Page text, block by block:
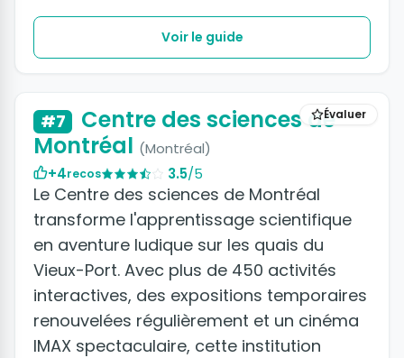
Voir le guide
Évaluer
#7
Centre des sciences de
Montréal (Montréal)
+4recos 3.5/5
Le Centre des sciences de Montréal
transforme l'apprentissage scientifique
en aventure ludique sur les quais du
Vieux-Port. Avec plus de 450 activités
interactives, des expositions temporaires
renouvelées régulièrement et un cinéma
IMAX spectaculaire, cette institution